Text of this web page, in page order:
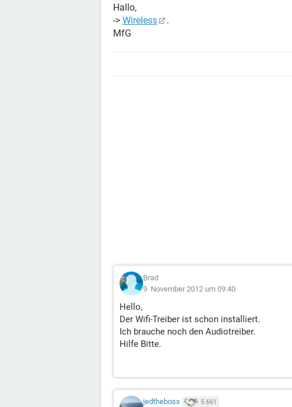
Hallo,
-> Wireless
.
MfG
Brad
9. November 2012 um 09:40
Hello,
Der Wifi-Treiber ist schon installiert.
Ich brauche noch den Audiotreiber.
Hilfe Bitte.
jedtheboss 5.661